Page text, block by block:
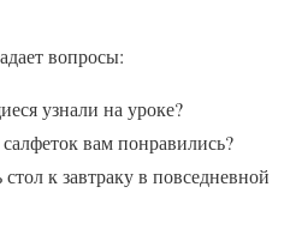
вопросы:
узнали на уроке?
вам понравились?
к завтраку в повседневной